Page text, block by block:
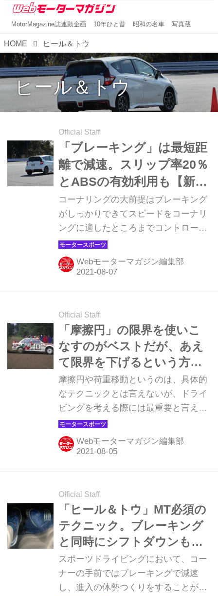
MotorMagazine誌連動企画 10年ひと昔 昭和の名車 写真蔵
HOME ヒール＆トウ
ヒール＆トウ
Official Staff
「ブレーキング」は最短距
離で減速。スリップ率20％
とABSの有効利用も【新・
超高速ドラテク講座／第8
回】
コーナリングの大前提はブレーキング
がしっかりできてスピードをコーナリ
ングに適したところまでコントロール
すること。その基本は変わらないが、
ABSの搭載が当たり前となった現代の
市販車で、このテクニックもちょっと
Webモーターマガジン編集部
Official Staff
「摩擦円」の限界を使いこ
なすのがベストだが、あえ
て限界を下げるという方法
もある【新・超高速ドラテ
ク講座／第6回】
摩擦円や荷重移動というのは、具体的
なテクニックとは言えないが、ドライ
ビングを考える際には最重要と言え
る。それはクルマと路面の唯一の接点
であるタイヤをどう使えているかとい
うことだからだ。ここではそれらにつ
Webモーターマガジン編集部
Official Staff
「ヒール＆トウ」MT必須の
テクニック。ブレーキング
と同時にシフトダウンも行
う【新・超高速ドラテク講
座／第2回】
スポーツドライビングにおいて、コー
ナーの手前ではブレーキングで減速
し、進入の体勢つくりをすることが多